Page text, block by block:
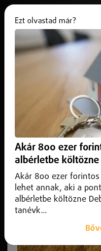
Befejeződött
2025. augusztus 13.
Az idei termés nemcsak
millió tonnás
Ezt olvastad már?
Akár 800 ezer
albérletbe költözne
Akár 800 ezer forintos
lehet annak, aki a
albérletbe költözne
tanévk...